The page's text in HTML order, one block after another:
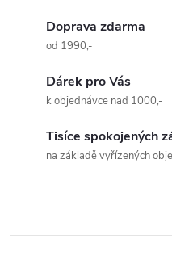
í
Doprava zdarma
od 1990,-
Dárek pro Vás
k objednávce nad 1000,-
Tisíce spokojených
na základě vyřízených